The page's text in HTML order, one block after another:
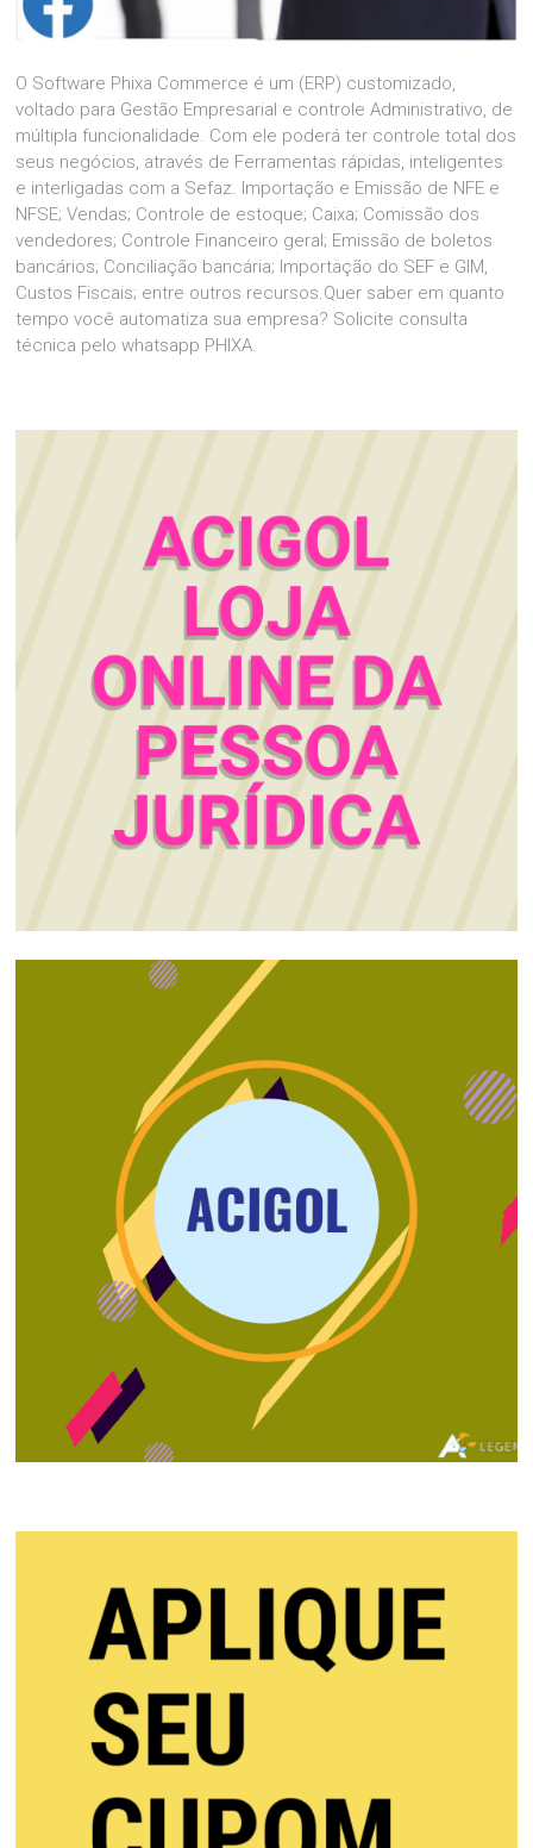
O Software Phixa Commerce é um (ERP) customizado,
voltado para Gestão Empresarial e controle Administrativo, de
múltipla funcionalidade. Com ele poderá ter controle total dos
seus negócios, através de Ferramentas rápidas, inteligentes
e interligadas com a Sefaz. Importação e Emissão de NFE e
NFSE; Vendas; Controle de estoque; Caixa; Comissão dos
vendedores; Controle Financeiro geral; Emissão de boletos
bancários; Conciliação bancária; Importação do SEF e GIM,
Custos Fiscais; entre outros recursos.Quer saber em quanto
tempo você automatiza sua empresa? Solicite consulta
técnica pelo whatsapp PHIXA.